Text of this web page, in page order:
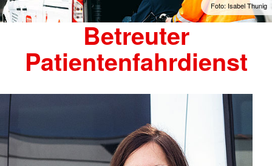
Foto: Isabel Thunig
Betreuter
Patientenfahrdienst